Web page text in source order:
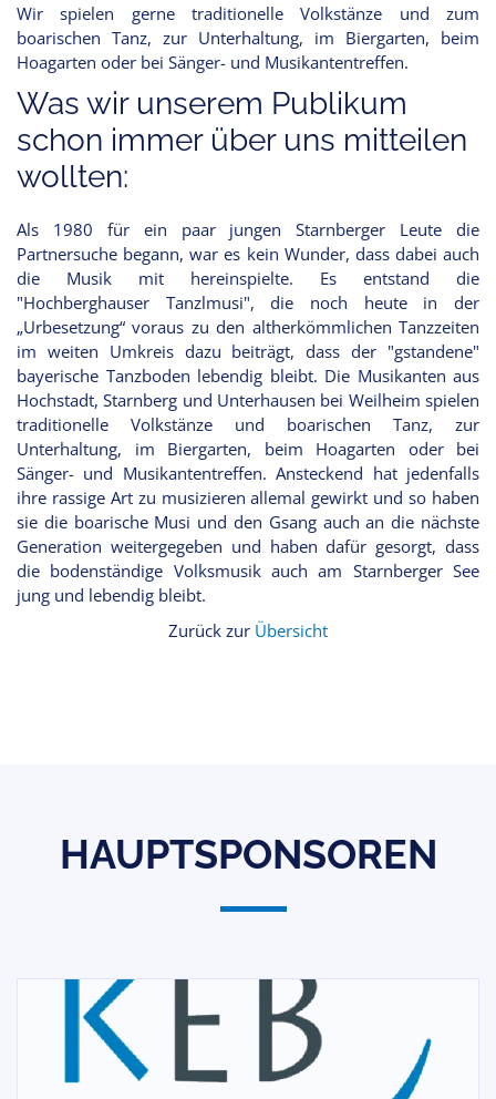
Wir spielen gerne traditionelle Volkstänze und zum
boarischen Tanz, zur Unterhaltung, im Biergarten, beim
Hoagarten oder bei Sänger- und Musikantentreffen.
Was wir unserem Publikum
schon immer über uns mitteilen
wollten:
Als 1980 für ein paar jungen Starnberger Leute die
Partnersuche begann, war es kein Wunder, dass dabei auch
die Musik mit hereinspielte. Es entstand die
"Hochberghauser Tanzlmusi", die noch heute in der
„Urbesetzung“ voraus zu den altherkömmlichen Tanzzeiten
im weiten Umkreis dazu beiträgt, dass der "gstandene"
bayerische Tanzboden lebendig bleibt. Die Musikanten aus
Hochstadt, Starnberg und Unterhausen bei Weilheim spielen
traditionelle Volkstänze und boarischen Tanz, zur
Unterhaltung, im Biergarten, beim Hoagarten oder bei
Sänger- und Musikantentreffen. Ansteckend hat jedenfalls
ihre rassige Art zu musizieren allemal gewirkt und so haben
sie die boarische Musi und den Gsang auch an die nächste
Generation weitergegeben und haben dafür gesorgt, dass
die bodenständige Volksmusik auch am Starnberger See
jung und lebendig bleibt.
Zurück zur Übersicht
HAUPTSPONSOREN